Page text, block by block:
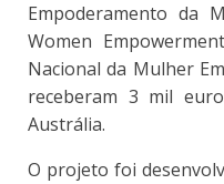
Empoderamento da
Women
Nacional da Mulher
receberam 3 mil
Austrália.
O projeto foi